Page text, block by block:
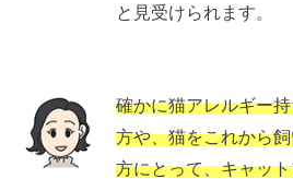
と見受けられます。
確かに猫アレルギー
方や、猫をこれから
方にとって、キャッ